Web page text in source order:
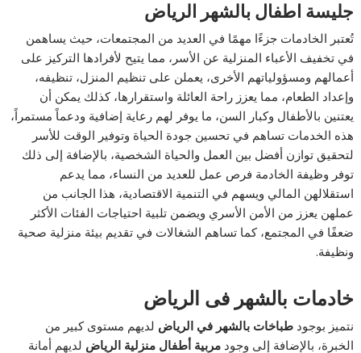
جليسة اطفال بالشهر الرياض
تُعتبر الخادمات جزءًا مهمًا في العديد من المجتمعات، حيث يساهمن
في تخفيف الأعباء المنزلية عن الأسر، مما يتيح لأفرادها التركيز على
أعمالهم ومسؤولياتهم الأخرى، يعملن على تنظيم المنزل، تنظيفه،
وإعداد الطعام، مما يعزز راحة العائلة واستقرارها، كذلك يمكن أن
يعتنين بالأطفال وكبار السن، ما يوفر لهم رعاية إضافية ودعماً مستمراً،
هذه الخدمات تساهم في تحسين جودة الحياة وتوفير الوقت للأسر
لتحقيق توازن أفضل بين العمل والحياة الشخصية، بالإضافة إلى ذلك
توفر وظيفة الخادمة فرص عمل للعديد من النساء، مما يدعم
استقلالهن المالي ويسهم في التنمية الاقتصادية، هذا الجانب من
عملهن يعزز من الأمن الأسري ويضمن تلبية احتياجات الفئات الأكثر
ضعفًا في المجتمع، كما تساهم الشغالات في تقديم بيئة منزلية صحية
ونظيفة.
خادمات بالشهر فى الرياض
نتميز بوجودطباخات بالشهر في الرياض لديهم مستوى كبير من
الخبرة، بالإضافة إلى وجودمربية أطفال منزلية الرياض لديهم أمانة